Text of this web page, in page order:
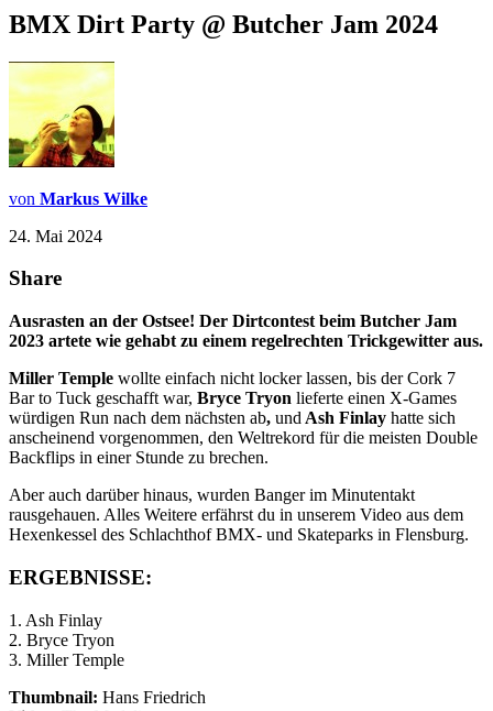
BMX Dirt Party @ Butcher Jam 2024
von Markus Wilke
24. Mai 2024
Share
Ausrasten an der Ostsee! Der Dirtcontest beim Butcher Jam
2023 artete wie gehabt zu einem regelrechten Trickgewitter aus.
Miller Temple wollte einfach nicht locker lassen, bis der Cork 7
Bar to Tuck geschafft war, Bryce Tryon lieferte einen X-Games
würdigen Run nach dem nächsten ab, und Ash Finlay hatte sich
anscheinend vorgenommen, den Weltrekord für die meisten Double
Backflips in einer Stunde zu brechen.
Aber auch darüber hinaus, wurden Banger im Minutentakt
rausgehauen. Alles Weitere erfährst du in unserem Video aus dem
Hexenkessel des Schlachthof BMX- und Skateparks in Flensburg.
ERGEBNISSE:
1. Ash Finlay
2. Bryce Tryon
3. Miller Temple
Thumbnail: Hans Friedrich